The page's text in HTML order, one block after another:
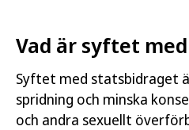
Vad är syftet
Syftet med statsbidraget
spridning och minska
och andra sexuellt